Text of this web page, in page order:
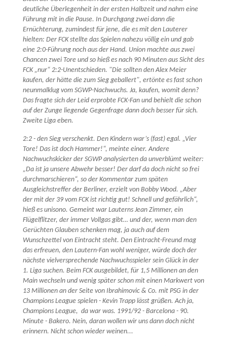
deutliche Überlegenheit in der ersten Halbzeit und nahm eine
Führung mit in die Pause. In Durchgang zwei dann die
Ernüchterung, zumindest für jene, die es mit den Lauterer
hielten: Der FCK stellte das Spielen nahezu völlig ein und gab
eine 2:0-Führung noch aus der Hand. Union machte aus zwei
Chancen zwei Tore und so hieß es nach 90 Minuten aus Sicht des
FCK „nur“ 2:2-Unentschieden. "Die sollten den Alex Meier
kaufen, der hätte die zum Sieg geballert", ertönte es fast schon
neunmalklug vom SGWP-Nachwuchs. Ja, kaufen, womit denn?
Das fragte sich der Leid erprobte FCK-Fan und behielt die schon
auf der Zunge liegende Gegenfrage dann doch besser für sich.
Zweite Liga eben.
2:2 - den Sieg verschenkt. Den Kindern war’s (fast) egal. „Vier
Tore! Das ist doch Hammer!“, meinte einer. Andere
Nachwuchskicker der SGWP analysierten da unverblümt weiter:
„Da ist ja unsere Abwehr besser! Der darf da doch nicht so frei
durchmarschieren“, so der Kommentar zum späten
Ausgleichstreffer der Berliner, erzielt von Bobby Wood. „Aber
der mit der 39 vom FCK ist richtig gut! Schnell und gefährlich“,
hieß es unisono. Gemeint war Lauterns Jean Zimmer, ein
Flügelflitzer, der immer Vollgas gibt… und der, wenn man den
Gerüchten Glauben schenken mag, ja auch auf dem
Wunschzettel von Eintracht steht. Den Eintracht-Freund mag
das erfreuen, den Lautern-Fan wohl weniger, würde doch der
nächste vielversprechende Nachwuchsspieler sein Glück in der
1. Liga suchen. Beim FCK ausgebildet, für 1,5 Millionen an den
Main wechseln und wenig später schon mit einen Markwert von
13 Millionen an der Seite von Ibrahimovic & Co. mit PSG in der
Champions League spielen - Kevin Trapp lässt grüßen. Ach ja,
Champions League, da war was. 1991/92 - Barcelona - 90.
Minute - Bakero. Nein, daran wollen wir uns dann doch nicht
erinnern. Nicht schon wieder weinen...